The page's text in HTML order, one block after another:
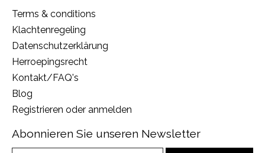
Terms & conditions
Klachtenregeling
Datenschutzerklärung
Herroepingsrecht
Kontakt/FAQ's
Blog
Registrieren oder anmelden
Abonnieren Sie unseren Newsletter